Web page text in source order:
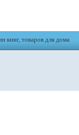
книг, товаров для дома